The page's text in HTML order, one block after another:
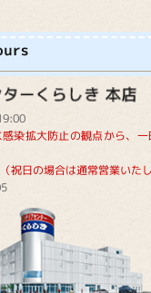
染拡大防止の観点から、
（祝日の場合は通常営業いた